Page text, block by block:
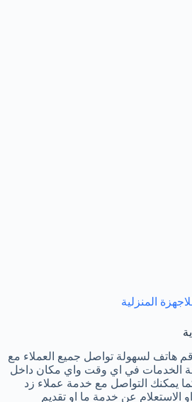
المنزلية
هاتف لسهولة تواصل جميع العملاء مع
الخدمات في اي وقت واي مكان داخل
كما يمكنك التواصل مع خدمة عملاء زد
عن خدمة ما او تقديم